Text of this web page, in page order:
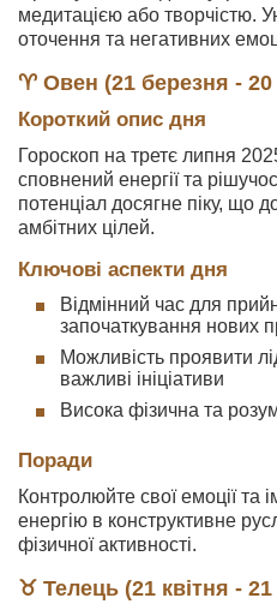
медитацією або творчістю.
оточення та негативних
♈ Овен (21 березня - 20
Короткий опис дня
Гороскоп на третє липня
сповнений енергії та
потенціал досягне піку, що
амбітних цілей.
Ключові аспекти дня
Відмінний час для
започаткування нових
Можливість проявити
важливі ініціативи
Висока фізична та
Поради
Контролюйте свої емоції та
енергію в конструктивне
фізичної активності.
♉ Телець (21 квітня -